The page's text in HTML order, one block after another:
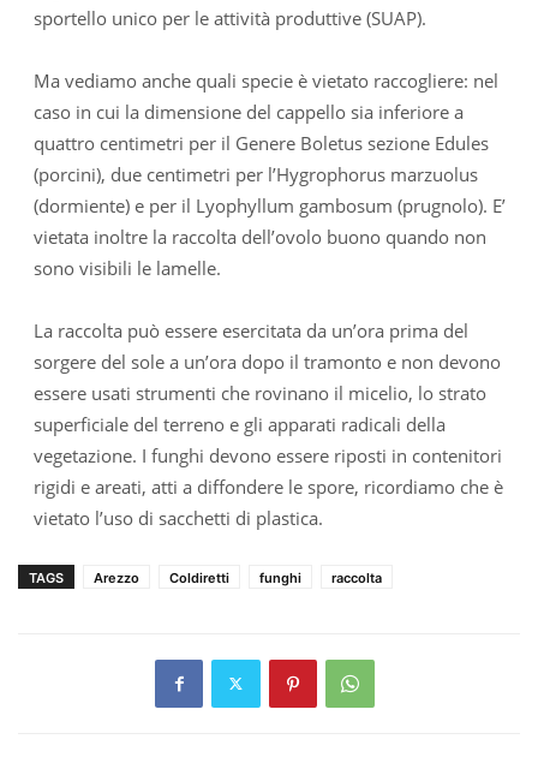
sportello unico per le attività produttive (SUAP).
Ma vediamo anche quali specie è vietato raccogliere: nel
caso in cui la dimensione del cappello sia inferiore a
quattro centimetri per il Genere Boletus sezione Edules
(porcini), due centimetri per l’Hygrophorus marzuolus
(dormiente) e per il Lyophyllum gambosum (prugnolo). E’
vietata inoltre la raccolta dell’ovolo buono quando non
sono visibili le lamelle.
La raccolta può essere esercitata da un’ora prima del
sorgere del sole a un’ora dopo il tramonto e non devono
essere usati strumenti che rovinano il micelio, lo strato
superficiale del terreno e gli apparati radicali della
vegetazione. I funghi devono essere riposti in contenitori
rigidi e areati, atti a diffondere le spore, ricordiamo che è
vietato l’uso di sacchetti di plastica.
TAGS Arezzo Coldiretti funghi raccolta